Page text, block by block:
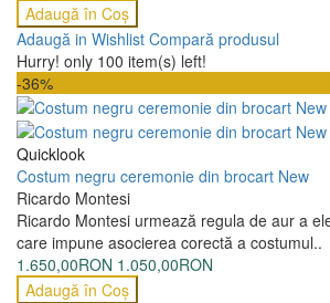
Adaugă în Coş
Adaugă in Wishlist Compară produsul
Hurry! only 100 item(s) left!
-36%
Quicklook
Costum negru ceremonie din brocart New
Ricardo Montesi
Ricardo Montesi urmează regula de aur a
care impune asocierea corectă a costumul..
1.650,00RON 1.050,00RON
Adaugă în Coş